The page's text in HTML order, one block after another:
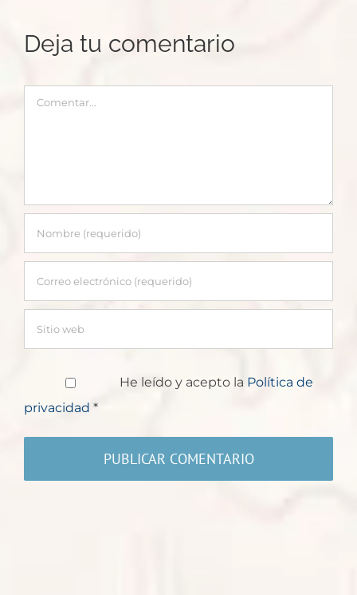
Deja tu comentario
Comentar
He leído y acepto la Política de
privacidad *